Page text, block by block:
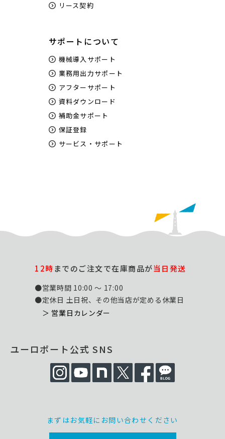
リース契約
サポートについて
機械導入サポート
業務用出力サポート
アフターサポート
資料ダウンロード
補助金サポート
保証登録
サービス・サポート
12時までのご注文で在庫商品が当日発送
●営業時間 10:00 ～ 17:00
●定休日 土日祝、その他当店が定める休業日
＞ 営業日カレンダー
ユーロポート公式 SNS
まずはお気軽にお問い合わせください